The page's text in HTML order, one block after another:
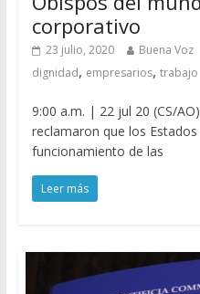
corporativo
23 julio, 2020 Buena Voz
dignidad, empresarios, trabajo
9:00 a.m. | 22 jul 20 (CS/
reclamaron que los
funcionamiento de las
Leer más